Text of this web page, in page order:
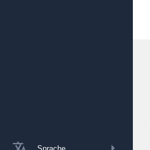
Sprache